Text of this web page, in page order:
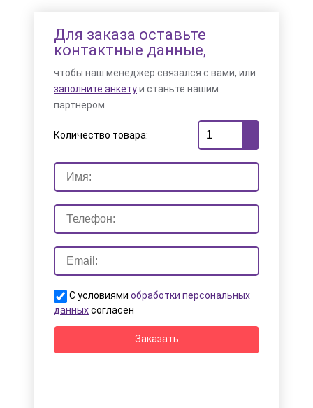
Для заказа оставьте
контактные данные,
чтобы наш менеджер связался с вами, или
заполните анкетуи станьте нашим
партнером
Количество товара:
С условиями обработки персональных
данныхсогласен
Заказать